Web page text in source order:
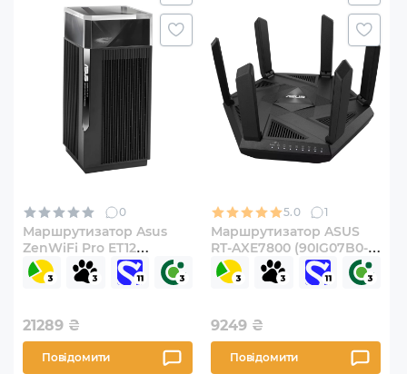
0
Маршрутизатор Asus
ZenWiFi Pro ET12
(90IG05Z0-MO3A10)
21289 ₴
Повідомити
5.0 1
Маршрутизатор ASUS
RT-AXE7800 (90IG07B0-
MU9B00)
9249 ₴
Повідомити